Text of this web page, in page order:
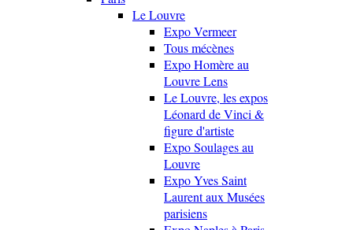
Le Louvre
Expo Vermeer
Tous mécènes
Expo Homère au
Louvre Lens
Le Louvre, les expos
Léonard de Vinci &
figure d'artiste
Expo Soulages au
Louvre
Expo Yves Saint
Laurent aux Musées
parisiens